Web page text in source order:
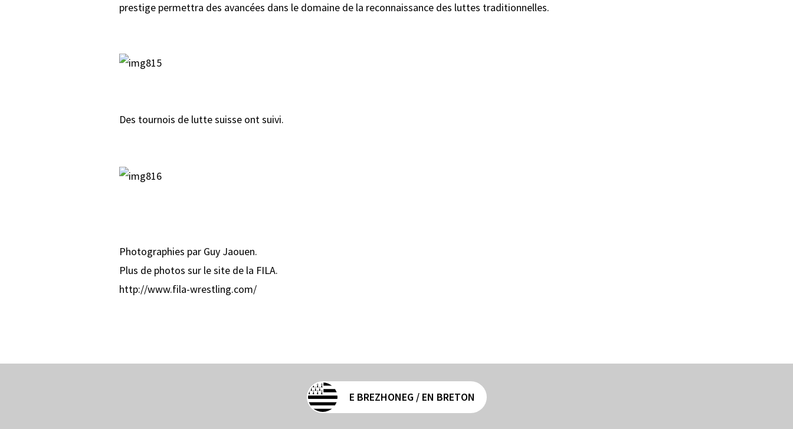
prestige permettra des avancées dans le domaine de la reconnaissance des luttes traditionnelles.
Des tournois de lutte suisse ont suivi.
Photographies par Guy Jaouen.
Plus de photos sur le site de la FILA.
http://www.fila-wrestling.com/
E BREZHONEG / EN BRETON